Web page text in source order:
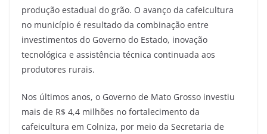
produção estadual do grão. O avanço da cafeicultura
no município é resultado da combinação entre
investimentos do Governo do Estado, inovação
tecnológica e assistência técnica continuada aos
produtores rurais.
Nos últimos anos, o Governo de Mato Grosso investiu
mais de R$ 4,4 milhões no fortalecimento da
cafeicultura em Colniza, por meio da Secretaria de